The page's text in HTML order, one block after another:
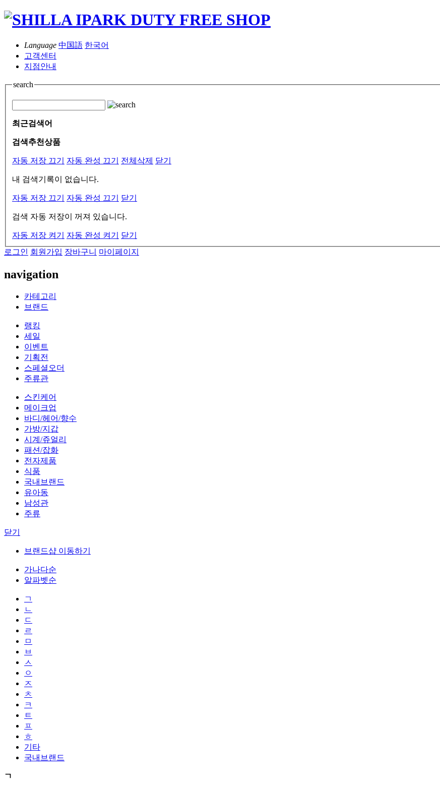
Language 中国語 한국어
고객센터
지점안내
search
최근검색어
검색추천상품
자동 저장 끄기 자동 완성 끄기 전체삭제 닫기
내 검색기록이 없습니다.
자동 저장 끄기 자동 완성 끄기 닫기
검색 자동 저장이 꺼져 있습니다.
자동 저장 켜기 자동 완성 켜기
닫기
로그인 회원가입 장바구니 마이페이지
navigation
카테고리
브랜드
랭킹
세일
이벤트
기획전
스페셜오더
주류관
스킨케어
메이크업
바디/헤어/향수
가방/지갑
시계/쥬얼리
패션/잡화
전자제품
식품
국내브랜드
유아동
남성관
주류
닫기
브랜드샵 이동하기
가나다순
알파벳순
ㄱ
ㄴ
ㄷ
ㄹ
ㅁ
ㅂ
ㅅ
ㅇ
ㅈ
ㅊ
ㅋ
ㅌ
ㅍ
ㅎ
기타
국내브랜드
ㄱ